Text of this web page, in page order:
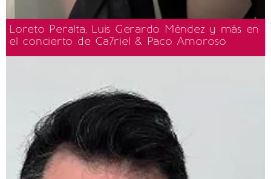
Loreto Peralta, Luis Gerardo Méndez y más en
el concierto de Ca7riel & Paco Amoroso